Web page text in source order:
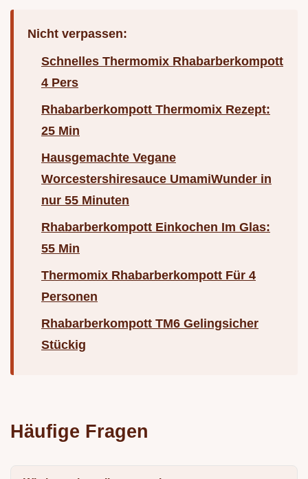
Nicht verpassen:
Schnelles Thermomix Rhabarberkompott
4 Pers
Rhabarberkompott Thermomix Rezept:
25 Min
Hausgemachte Vegane
Worcestershiresauce UmamiWunder in
nur 55 Minuten
Rhabarberkompott Einkochen Im Glas:
55 Min
Thermomix Rhabarberkompott Für 4
Personen
Rhabarberkompott TM6 Gelingsicher
Stückig
Häufige Fragen